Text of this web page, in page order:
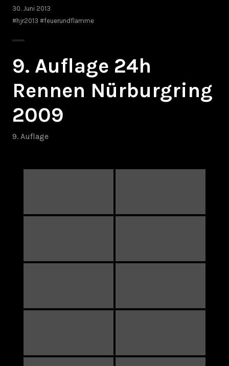
30. Juni 2013
#hjr2013 #feuerundflamme
9. Auflage 24h
Rennen Nürburgring
2009
9. Auflage